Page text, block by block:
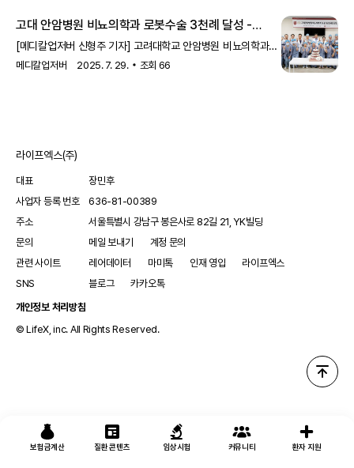
보험금계산 질환 콘텐츠 임상시험 커뮤니티 환자 지원
2008년 경북대병원(삼덕동)에서부터 로봇수술을
고대 안암병원 비뇨의학과 로봇수술 3천례 달성 -
메디칼업저버
[메디칼업저버 신형주 기자] 고려대학교 안암병원 비뇨의학과는
지난 17일 로봇수술 3000례를 달성하고, 24일 기념식을
메디칼업저버 2025. 7. 29. 조회 66
라이프엑스(주)
대표
장민후
사업자 등록 번호
636-81-00389
주소
서울특별시 강남구 봉은사로 82길 21, YK빌딩
문의
메일 보내기
계정 문의
관련 사이트
레어데이터 마미톡 인재 영입
라이프엑스
SNS
블로그
카카오톡
개인정보 처리방침
© LifeX, inc. All Rights Reserved.